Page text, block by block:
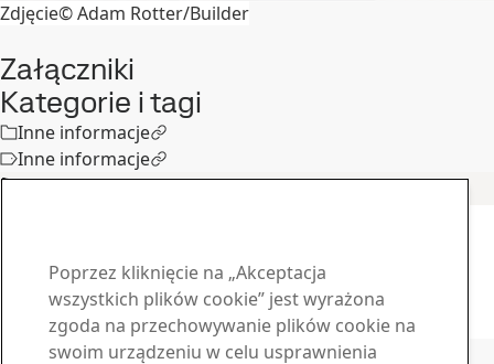
Zdjęcie© Adam Rotter/Builder
Załączniki
Kategorie i tagi
Inne informacje
Inne informacje
Podobne artykuły
Przeczytaj całą historię
Poprzez kliknięcie na „Akceptacja
wszystkich plików cookie” jest wyrażona
zgoda na przechowywanie plików cookie na
swoim urządzeniu w celu usprawnienia